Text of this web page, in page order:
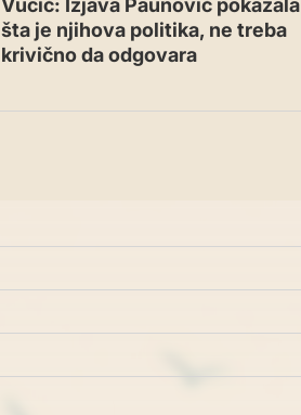
Vučić: Izjava Paunović pokazala
šta je njihova politika, ne treba
krivično da odgovara